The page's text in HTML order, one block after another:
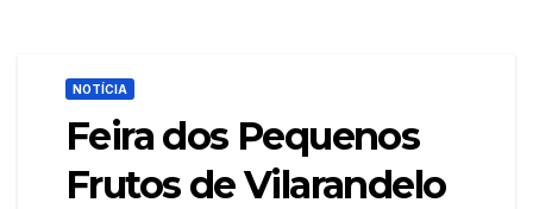
NOTÍCIA
Feira dos Pequenos
Frutos de Vilarandelo